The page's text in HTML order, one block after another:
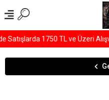
1750 TL ve Üzeri